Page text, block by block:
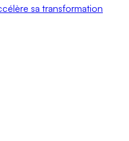
sa transformation